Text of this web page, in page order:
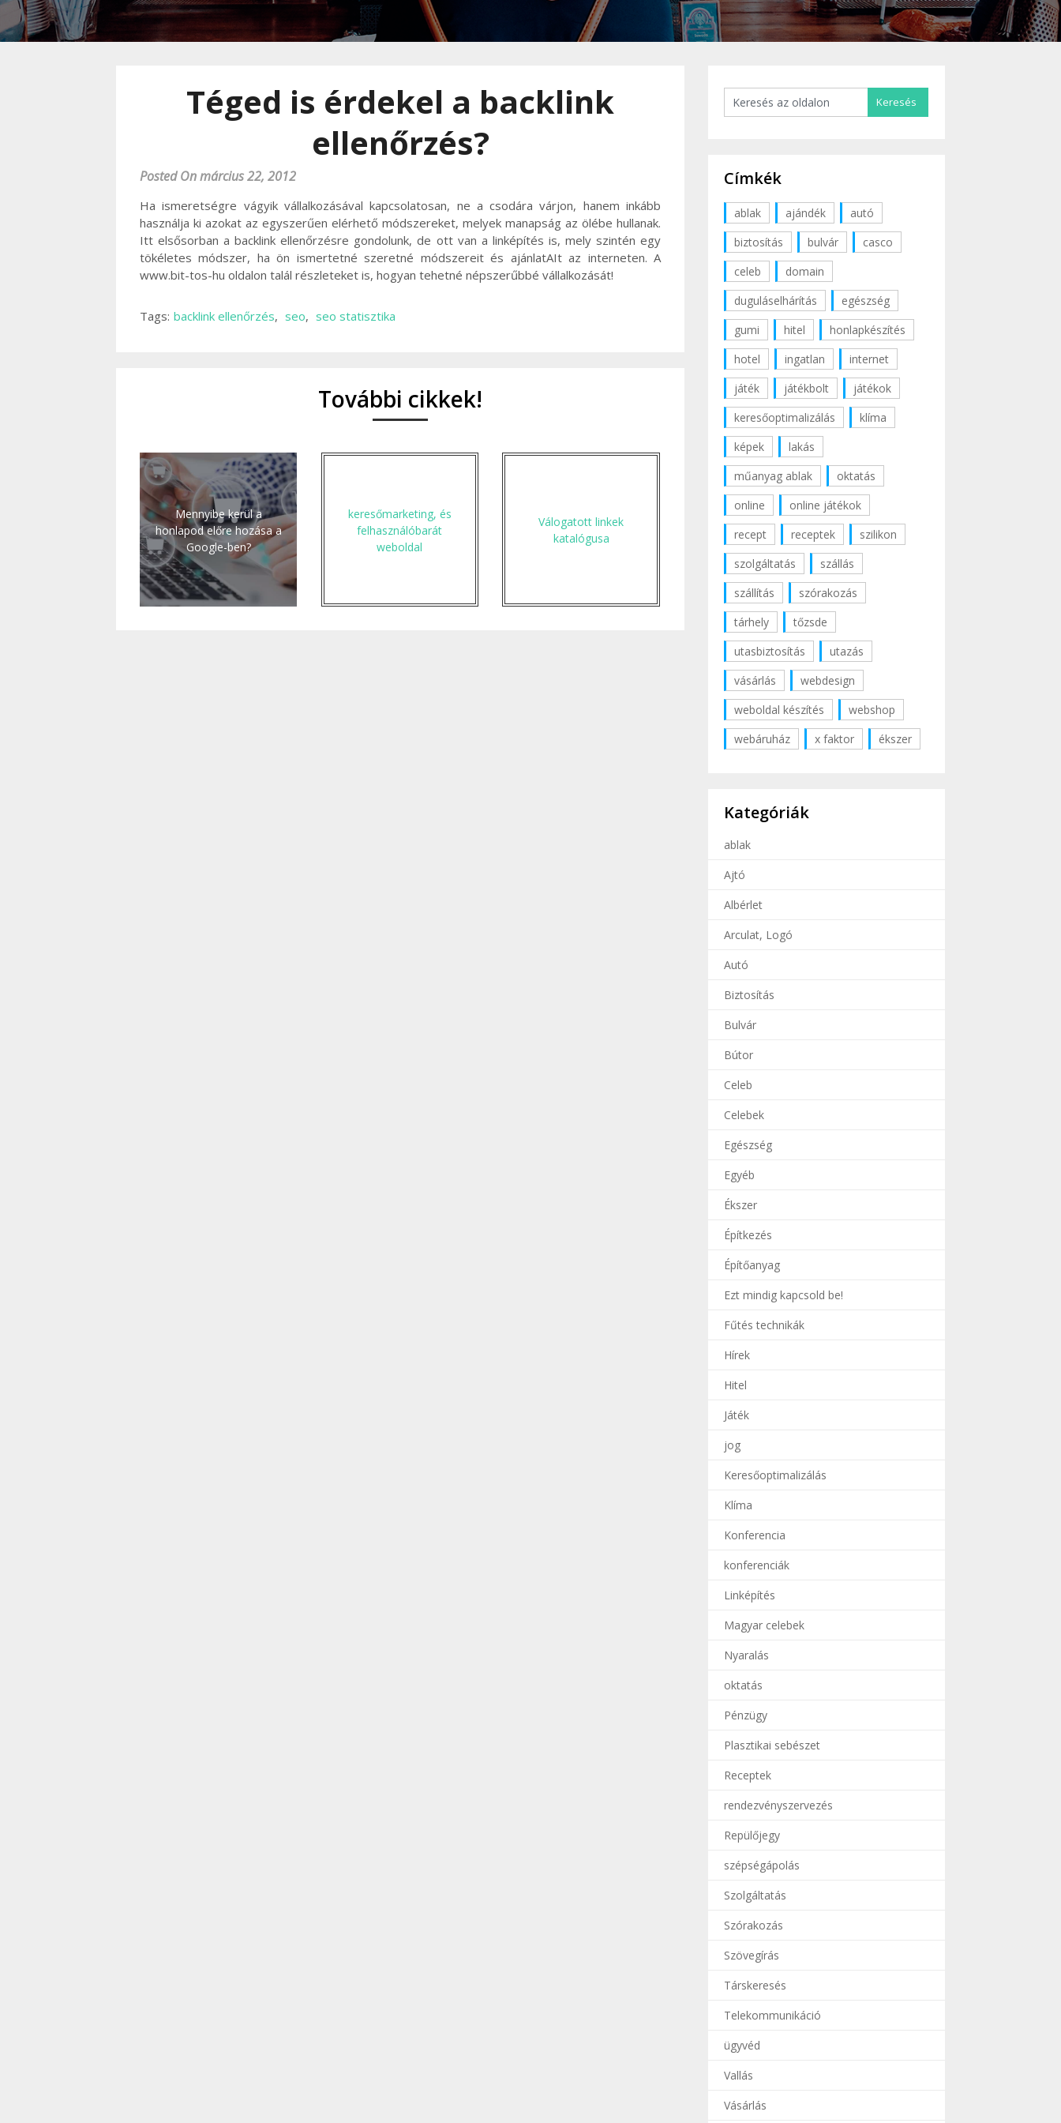
Téged is érdekel a backlink
ellenőrzés?
Posted On március 22, 2012
Ha ismeretségre vágyik vállalkozásával kapcsolatosan, ne a csodára várjon, hanem inkább
használja ki azokat az egyszerűen elérhető módszereket, melyek manapság az ölébe hullanak.
Itt elsősorban a backlink ellenőrzésre gondolunk, de ott van a linképítés is, mely szintén egy
tökéletes módszer, ha ön ismertetné szeretné módszereit és ajánlatAIt az interneten. A
www.bit-tos-hu oldalon talál részleteket is, hogyan tehetné népszerűbbé vállalkozását!
Tags: backlink ellenőrzés, seo, seo statisztika
További cikkek!
Mennyibe kerül a
honlapod előre hozása a
Google-ben?
keresőmarketing, és
felhasználóbarát
weboldal
Válogatott linkek
katalógusa
Címkék
ablak ajándék
autó
biztosítás
bulvár
casco
celeb
domain
duguláselhárítás
egészség
gumi
hitel
honlapkészítés
hotel
ingatlan
internet
játék
játékbolt
játékok
keresőoptimalizálás
klíma
képek
lakás
műanyag ablak
oktatás
online
online játékok
recept
receptek
szilikon
szolgáltatás
szállás
szállítás
szórakozás
tárhely
tőzsde
utasbiztosítás
utazás
vásárlás
webdesign
weboldal készítés
webshop
webáruház
x faktor ékszer
Kategóriák
ablak
Ajtó
Albérlet
Arculat, Logó
Autó
Biztosítás
Bulvár
Bútor
Celeb
Celebek
Egészség
Egyéb
Ékszer
Építkezés
Építőanyag
Ezt mindig kapcsold be!
Fűtés technikák
Hírek
Hitel
Játék
jog
Keresőoptimalizálás
Klíma
Konferencia
konferenciák
Linképítés
Magyar celebek
Nyaralás
oktatás
Pénzügy
Plasztikai sebészet
Receptek
rendezvényszervezés
Repülőjegy
szépségápolás
Szolgáltatás
Szórakozás
Szövegírás
Társkeresés
Telekommunikáció
ügyvéd
Vallás
Vásárlás